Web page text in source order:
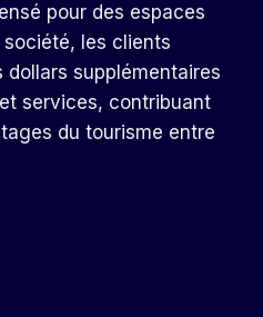
pour des espaces
les clients
supplémentaires
services, contribuant
du tourisme entre